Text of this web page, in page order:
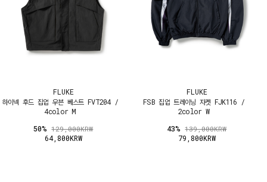
FLUKE
하이넥 후드 집업 우븐 베스트 FVT204 /
4color M
50%129,000KRW
64,800KRW
FLUKE
FSB 집업 트레이닝 자켓 FJK116 /
2color W
43%139,000KRW
79,800KRW